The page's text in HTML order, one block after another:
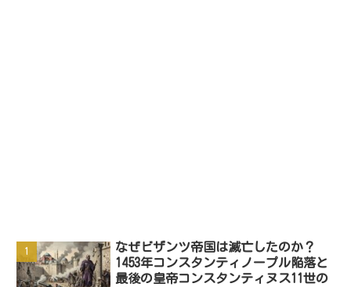
なぜビザンツ帝国は滅亡したのか？
1453年コンスタンティノープル陥落と
最後の皇帝コンスタンティヌス11世の